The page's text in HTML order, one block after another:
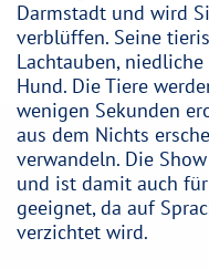
Darmstadt und wird
verblüffen. Seine
Lachtauben,
Hund. Die Tiere
wenigen Sekunden
aus dem Nichts
verwandeln. Die
und ist damit auch
geeignet, da auf
verzichtet wird.